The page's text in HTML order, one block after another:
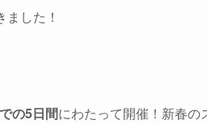
した！
の5日間にわたって開催！新春の